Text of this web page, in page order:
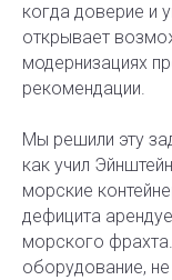
когда доверие и
открывает
модернизациях
рекомендации.
Мы решили эту
как учил
морские
дефицита
морского
оборудование,